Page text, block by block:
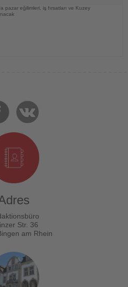
pazar eğilimleri, iş fırsatları ve Kuzey
Str. 36
am Rhein